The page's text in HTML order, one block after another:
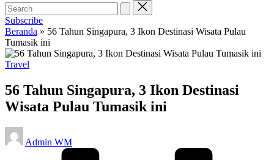
Subscribe
Beranda » 56 Tahun Singapura, 3 Ikon Destinasi Wisata Pulau
Tumasik ini
Posted
Travel
56 Tahun Singapura, 3 Ikon Destinasi
Wisata Pulau Tumasik ini
Posted
by
Admin WM